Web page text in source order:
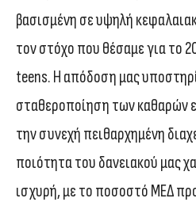
βασισμένη σε υψηλή
τον στόχο που θέσαμε για το
teens. Η απόδοση μας
σταθεροποίηση των καθαρών
την συνεχή πειθαρχημένη
ποιότητα του δανειακού μας
ισχυρή, με το ποσοστό ΜΕΔ